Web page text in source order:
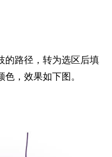
的路径，转为选区后填
，效果如下图。